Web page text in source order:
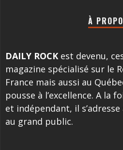
À
DAILY ROCK est devenu,
magazine spécialisé sur le
France mais aussi au
pousse à l’excellence. A la
et indépendant, il
au grand public.